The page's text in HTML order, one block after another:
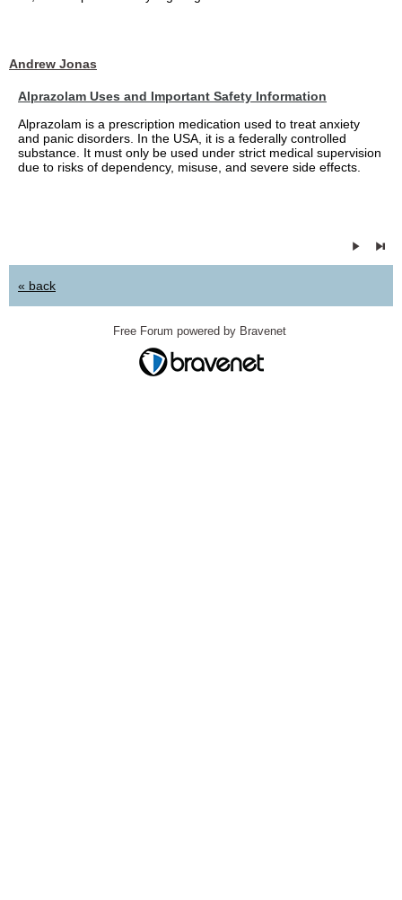
Andrew Jonas
Alprazolam Uses and Important Safety Information
Alprazolam is a prescription medication used to treat anxiety
and panic disorders. In the USA, it is a federally controlled
substance. It must only be used under strict medical supervision
due to risks of dependency, misuse, and severe side effects.
« back
Free Forum powered by Bravenet